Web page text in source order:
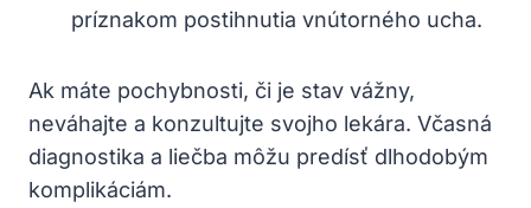
príznakom postihnutia vnútorného ucha.
Ak máte⁣ pochybnosti, či⁣ je stav vážny,
neváhajte a konzultujte svojho lekára. Včasná
diagnostika a liečba môžu predísť dlhodobým
komplikáciám.